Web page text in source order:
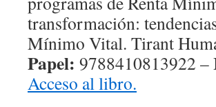
transformación:
Mínimo Vital. Tirant
Papel: 9788410813922 –
Acceso al libro.